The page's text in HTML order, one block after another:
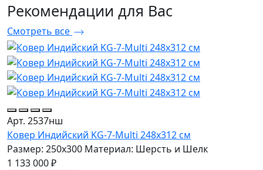
Рекомендации для Вас
Смотреть все
Арт. 2537нш
Ковер Индийский KG-7-Multi 248x312 см
Размер: 250x300 Материал: Шерсть и Шелк
1 133 000 ₽